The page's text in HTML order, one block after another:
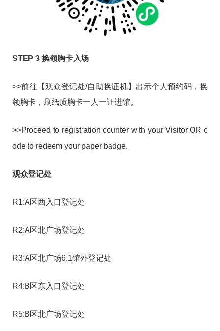
STEP 3 换领胸卡入场
>>前往【观众登记处/自助换证机】出示个人预约码，换
领胸卡，刷纸质胸卡一人一证进馆。
>>Proceed to registration counter with your Visitor QR c
ode to redeem your paper badge.
观众登记处
R1:A区西入口登记处
R2:A区北广场登记处
R3:A区北广场6.1馆外登记处
R4:B区东入口登记处
R5:B区北广场登记处